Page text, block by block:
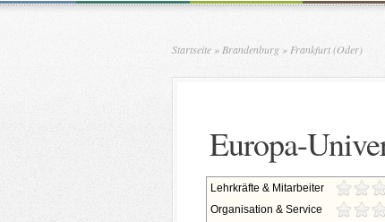
Startseite » Brandenburg » Frankfurt (Oder)
Europa-
Lehrkräfte & Mitarbeiter
Organisation & Service